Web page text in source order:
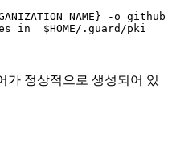
-o github
in $HOME /.guard/pki
가 정상적으로 생성되어 있